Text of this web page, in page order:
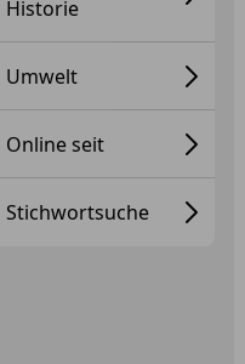
Historie
Umwelt
Online seit
Stichwortsuche